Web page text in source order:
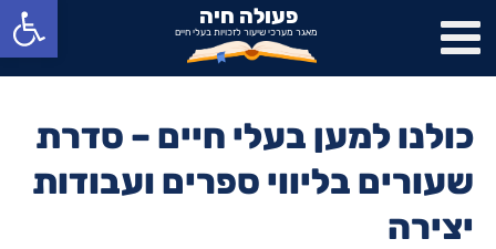
פתח סרגל נגישות פעולה חיה
מאגר מערכי שיעור לזכויות בעלי חיים
כולנו למען בעלי חיים – סדרת
שעורים בליווי ספרים ועבודות
יצירה